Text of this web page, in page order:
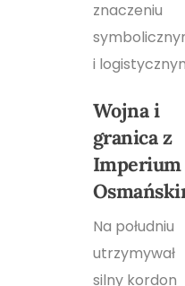
znaczeniu
i
Wojna i
granica z
Imperium
Na południu
utrzymywał
silny kordon